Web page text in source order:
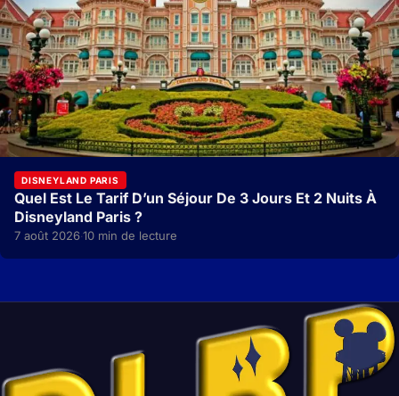
DISNEYLAND PARIS
Quel Est Le Tarif D’un Séjour De 3 Jours Et 2 Nuits À
Disneyland Paris ?
7 août 2026·10 min de lecture